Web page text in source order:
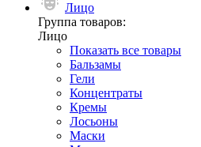
Лицо
Группа товаров:
Лицо
Показать все товары
Бальзамы
Гели
Концентраты
Кремы
Лосьоны
Маски